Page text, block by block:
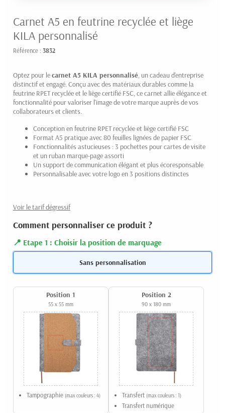
Carnet A5 en feutrine recyclée et liège
KILA personnalisé
Référence : 3832
Optez pour lecarnet A5 KILA personnalisé , un cadeau d'entreprise
distinctif et engagé. Conçu avec des matériaux durables comme la
feutrine RPET recyclée et le liège certifié FSC, ce carnet allie élégance et
fonctionnalité pour valoriser l'image de votre marque auprès de vos
collaborateurs et clients.
Conception en feutrine RPET recyclée et liège certifié FSC
Format A5 pratique avec 80 feuilles lignées de papier FSC
Fonctionnalités astucieuses : 3 pochettes pour cartes de visite
et un ruban marque-page assorti
Un support de communication élégant et plus écoresponsable
Personnalisable avec votre logo en 3 positions distinctes
Voir le tarif dégressif
Comment personnaliser ce produit ?
Etape 1 : Choisir la position de marquage
Sans personnalisation
Position 1
55 x 55 mm
Tampographie (max couleurs : 4)
Position 2
90 x 180 mm
Transfert (max couleurs : 1)
Transfert numérique